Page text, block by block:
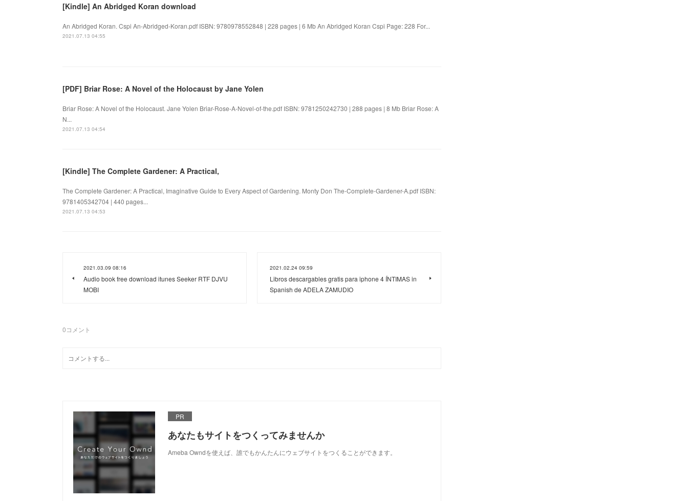
[Kindle] An Abridged Koran download
An Abridged Koran. Cspi An-Abridged-Koran.pdf ISBN: 9780978552848 | 228 pages | 6 Mb An Abridged Koran Cspi Page: 228 For...
2021.07.13 04:55
[PDF] Briar Rose: A Novel of the Holocaust by Jane Yolen
Briar Rose: A Novel of the Holocaust. Jane Yolen Briar-Rose-A-Novel-of-the.pdf ISBN: 9781250242730 | 288 pages | 8 Mb Briar Rose: A
N...
2021.07.13 04:54
[Kindle] The Complete Gardener: A Practical,
The Complete Gardener: A Practical, Imaginative Guide to Every Aspect of Gardening. Monty Don The-Complete-Gardener-A.pdf ISBN:
9781405342704 | 440 pages...
2021.07.13 04:53
2021.03.09 08:16
Audio book free download itunes Seeker RTF DJVU
MOBI
2021.02.24 09:59
Libros descargables gratis para iphone 4 ÍNTIMAS in
Spanish de ADELA ZAMUDIO
0コメント
PR
あなたもサイトをつくってみませんか
Ameba Owndを使えば、誰でもかんたんにウェブサイトをつくることができます。